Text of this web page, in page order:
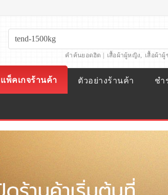
คำค้นยอดฮิต | เสื้อผ้าผู้หญิง, เสื้อผ้าผู้
แพ็คเกจร้านค้า ตัวอย่างร้านค้า ชำ